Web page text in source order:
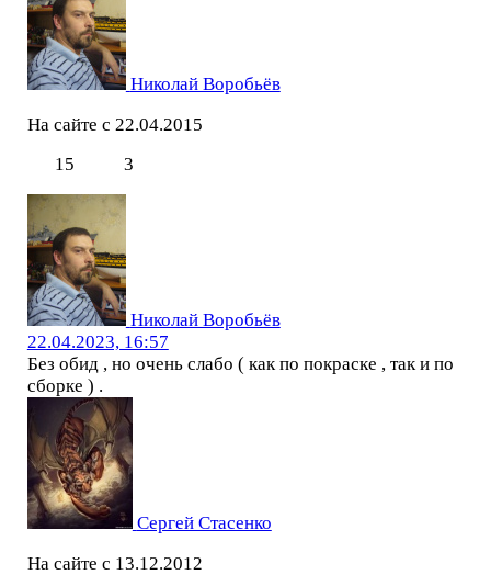
Николай Воробьёв
На сайте с 22.04.2015
15
3
Николай Воробьёв
22.04.2023, 16:57
Без обид , но очень слабо ( как по покраске , так и по
сборке ) .
Сергей Стасенко
На сайте с 13.12.2012